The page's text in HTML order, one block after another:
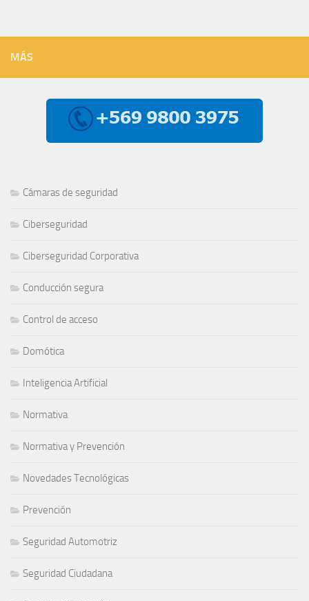
MÁS
Cámaras de seguridad
Ciberseguridad
Ciberseguridad Corporativa
Conducción segura
Control de acceso
Domótica
Inteligencia Artificial
Normativa
Normativa y Prevención
Novedades Tecnológicas
Prevención
Seguridad Automotriz
Seguridad Ciudadana